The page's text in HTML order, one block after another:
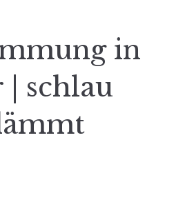
in
| schlau